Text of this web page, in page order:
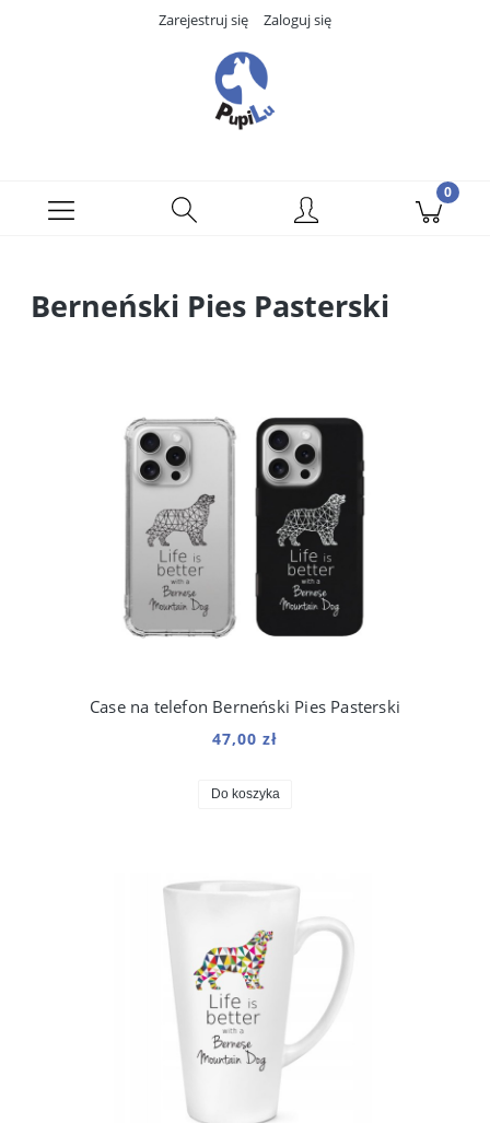
Zarejestruj się Zaloguj się
Berneński Pies Pasterski
Case na telefon Berneński Pies Pasterski
47,00 zł
Do koszyka